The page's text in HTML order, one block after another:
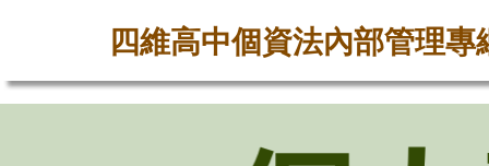
四維高中個資法內部管理專